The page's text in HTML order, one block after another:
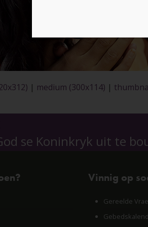
| medium (300x114) |
se Koninkryk uit te
Vinnig op
Gereelde Vrae